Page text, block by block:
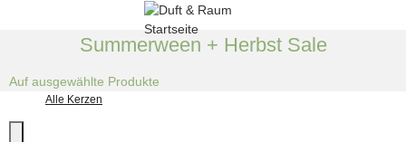
Summerween + Herbst Sale
Auf ausgewählte Produkte
Alle Kerzen